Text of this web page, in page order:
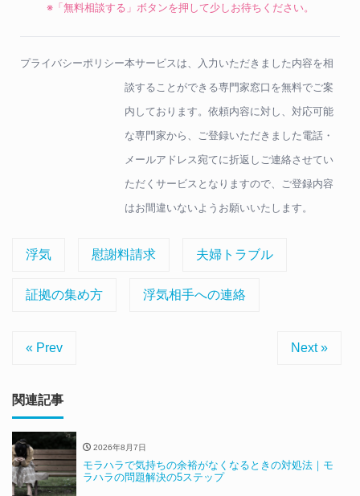
※「無料相談する」ボタンを押して少しお待ちください。
プライバシーポリシー本サービスは、入力いただきました内容を相
談することができる専門家窓口を無料でご案
内しております。依頼内容に対し、対応可能
な専門家から、ご登録いただきました電話・
メールアドレス宛てに折返しご連絡させてい
ただくサービスとなりますので、ご登録内容
はお間違いないようお願いいたします。
浮気 慰謝料請求 夫婦トラブル
証拠の集め方 浮気相手への連絡
« Prev Next »
関連記事
2026年8月7日
モラハラで気持ちの余裕がなくなるときの対処法｜モ
ラハラの問題解決の5ステップ